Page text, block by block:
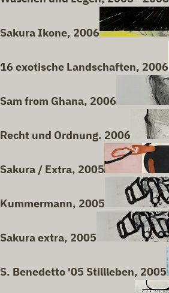
Sakura Ikone, 2006
16 exotische Landschaften, 2006
Sam from Ghana, 2006
Recht und Ordnung. 2006
Sakura / Extra, 2005
Kummermann, 2005
Sakura extra, 2005
S. Benedetto '05 Stillleben, 2005